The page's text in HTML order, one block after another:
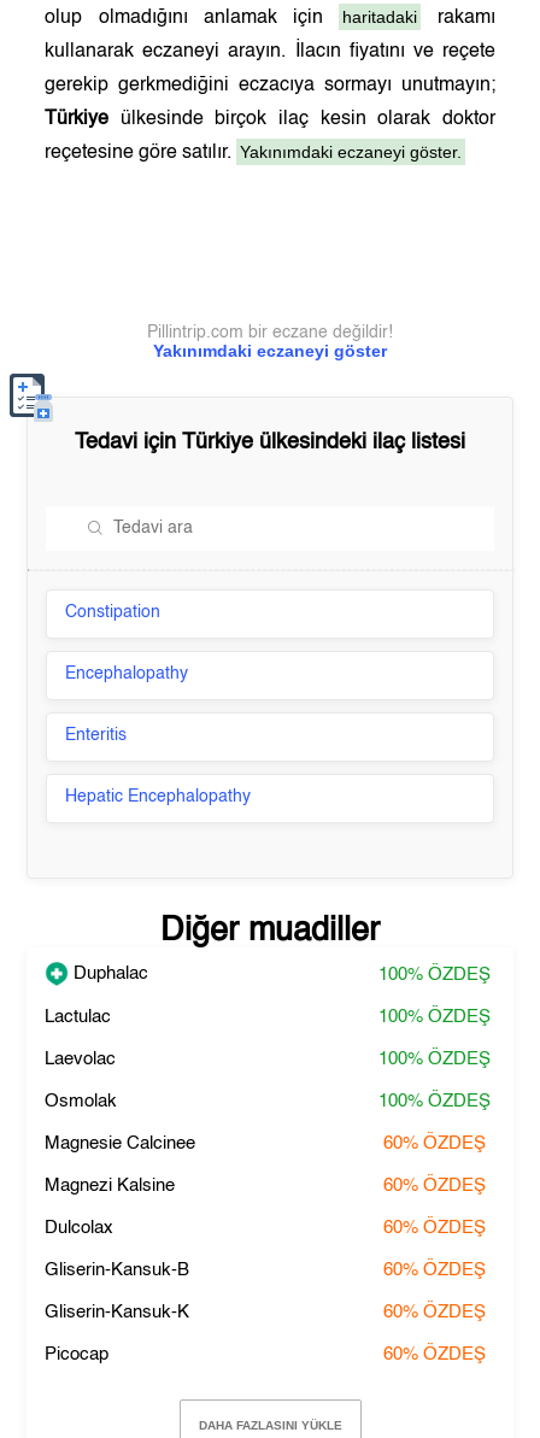
olup olmadığını anlamak için haritadaki
rakamı
kullanarak eczaneyi arayın. İlacın fiyatını ve reçete
gerekip gerkmediğini eczacıya sormayı unutmayın;
Türkiye ülkesinde birçok ilaç kesin olarak doktor
reçetesine göre satılır. Yakınımdaki eczaneyi göster.
Yakınımdaki eczaneyi göster
Pillintrip.com bir eczane değildir!
Tedavi için Türkiye ülkesindeki ilaç listesi
Constipation
Encephalopathy
Enteritis
Hepatic Encephalopathy
Diğer muadiller
Duphalac 100% ÖZDEŞ
Lactulac 100% ÖZDEŞ
Laevolac 100% ÖZDEŞ
Osmolak 100% ÖZDEŞ
Magnesie Calcinee 60% ÖZDEŞ
Magnezi Kalsine 60% ÖZDEŞ
Dulcolax 60% ÖZDEŞ
Gliserin-Kansuk-B 60% ÖZDEŞ
Gliserin-Kansuk-K 60% ÖZDEŞ
Picocap 60% ÖZDEŞ
DAHA FAZLASINI YÜKLE